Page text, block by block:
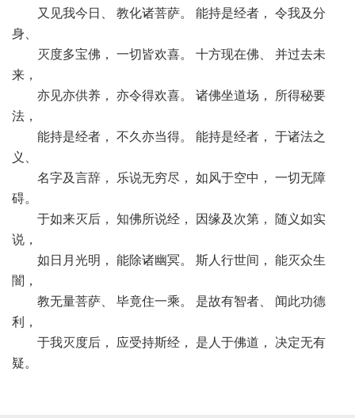
又见我今日、 教化诸菩萨。 能持是经者， 令我及分
身、
灭度多宝佛， 一切皆欢喜。 十方现在佛、 并过去未
来，
亦见亦供养， 亦令得欢喜。 诸佛坐道场， 所得秘要
法，
能持是经者， 不久亦当得。 能持是经者， 于诸法之
义、
名字及言辞， 乐说无穷尽， 如风于空中， 一切无障
碍。
于如来灭后， 知佛所说经， 因缘及次第， 随义如实
说，
如日月光明， 能除诸幽冥。 斯人行世间， 能灭众生
闇，
教无量菩萨、 毕竟住一乘。 是故有智者、 闻此功德
利，
于我灭度后， 应受持斯经， 是人于佛道， 决定无有
疑。